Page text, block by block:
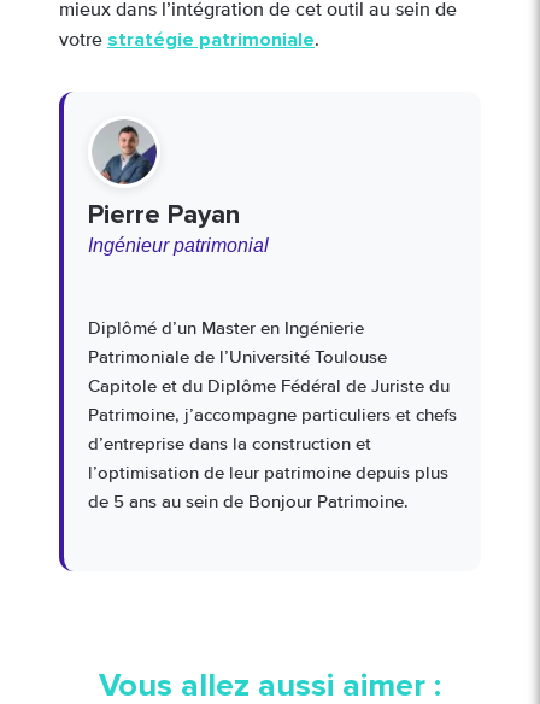
mieux dans l’intégration de cet outil au sein de
votre stratégie patrimoniale.
Pierre Payan
Ingénieur patrimonial
Diplômé d’un Master en Ingénierie
Patrimoniale de l’Université Toulouse
Capitole et du Diplôme Fédéral de Juriste du
Patrimoine, j’accompagne particuliers et chefs
d’entreprise dans la construction et
l’optimisation de leur patrimoine depuis plus
de 5 ans au sein de Bonjour Patrimoine.
Vous allez aussi aimer :